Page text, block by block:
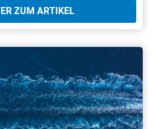
ZUM ARTIKEL